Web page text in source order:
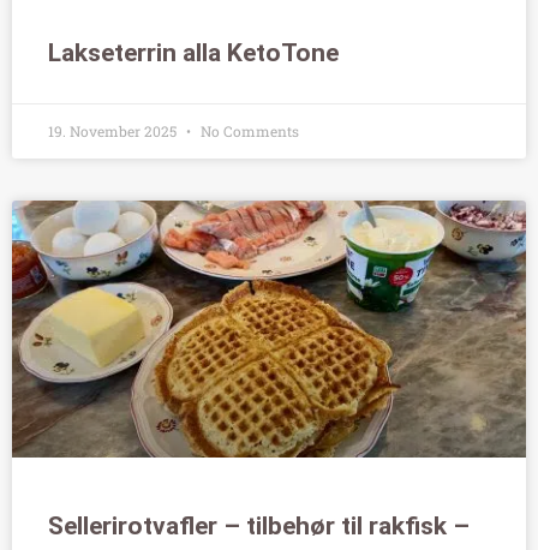
Lakseterrin alla KetoTone
19. November 2025 No Comments
Sellerirotvafler – tilbehør til rakfisk –